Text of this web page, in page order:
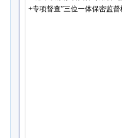
+专项督查”三位一体保密监